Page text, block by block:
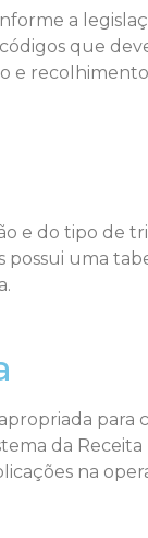
a
que
e
e do tipo de
possui uma
para
da Receita
na